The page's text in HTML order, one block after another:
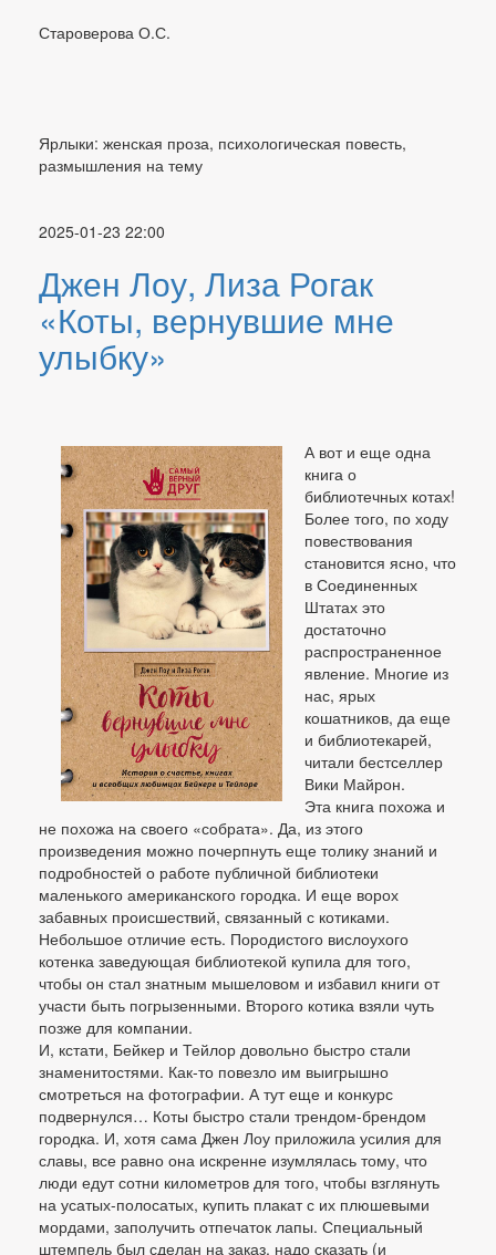
Староверова О.С.
Ярлыки: женская проза, психологическая повесть,
размышления на тему
2025-01-23 22:00
Джен Лоу, Лиза Рогак
«Коты, вернувшие мне
улыбку»
А вот и еще одна
книга о
библиотечных котах!
Более того, по ходу
повествования
становится ясно, что
в Соединенных
Штатах это
достаточно
распространенное
явление. Многие из
нас, ярых
кошатников, да еще
и библиотекарей,
читали бестселлер
Вики Майрон.
Эта книга похожа и
не похожа на своего «собрата». Да, из этого
произведения можно почерпнуть еще толику знаний и
подробностей о работе публичной библиотеки
маленького американского городка. И еще ворох
забавных происшествий, связанный с котиками.
Небольшое отличие есть. Породистого вислоухого
котенка заведующая библиотекой купила для того,
чтобы он стал знатным мышеловом и избавил книги от
участи быть погрызенными. Второго котика взяли чуть
позже для компании.
И, кстати, Бейкер и Тейлор довольно быстро стали
знаменитостями. Как-то повезло им выигрышно
смотреться на фотографии. А тут еще и конкурс
подвернулся… Коты быстро стали трендом-брендом
городка. И, хотя сама Джен Лоу приложила усилия для
славы, все равно она искренне изумлялась тому, что
люди едут сотни километров для того, чтобы взглянуть
на усатых-полосатых, купить плакат с их плюшевыми
мордами, заполучить отпечаток лапы. Специальный
штемпель был сделан на заказ, надо сказать (и